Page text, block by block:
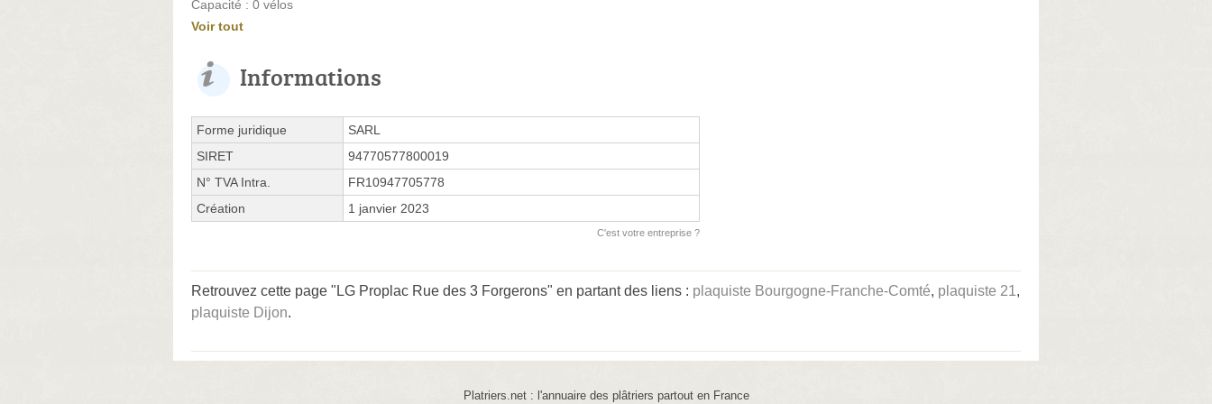
Capacité : 0 vélos
Voir tout
Informations
Forme juridique
SARL
SIRET
94770577800019
N° TVA Intra.
FR10947705778
Création
1 janvier 2023
C'est votre entreprise ?
Retrouvez cette page "LG Proplac Rue des 3 Forgerons" en partant des liens : plaquiste Bourgogne-Franche-Comté, plaquiste 21,
plaquiste Dijon.
Platriers.net : l'annuaire des plâtriers partout en France